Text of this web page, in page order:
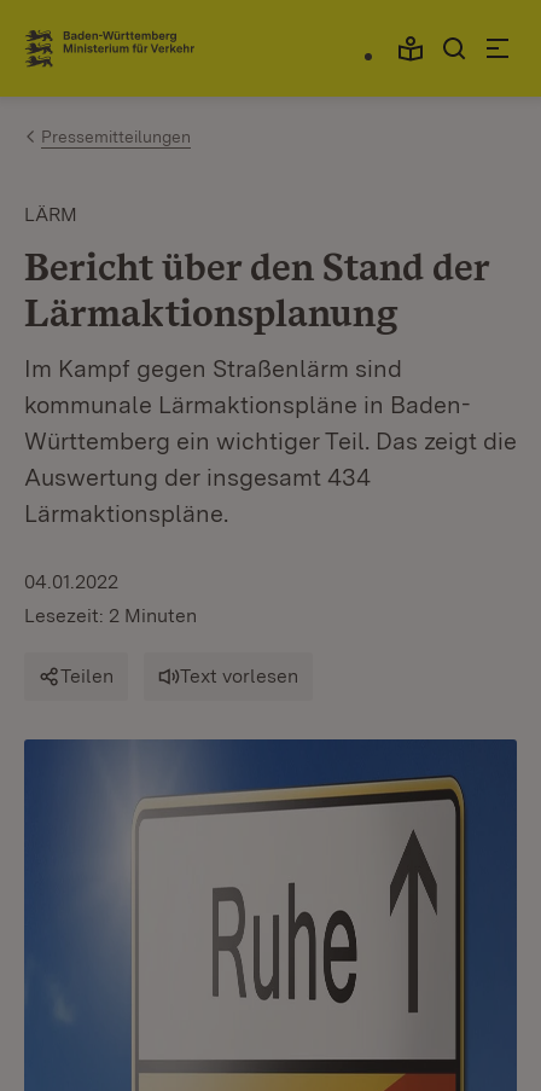
Zum Inhalt springen
Link zur Startseite
Pressemitteilungen
LÄRM
Bericht über den Stand der
Lärmaktionsplanung
Im Kampf gegen Straßenlärm sind
kommunale Lärmaktionspläne in Baden-
Württemberg ein wichtiger Teil. Das zeigt die
Auswertung der insgesamt 434
Lärmaktionspläne.
04.01.2022
Lesezeit: 2 Minuten
Teilen Text vorlesen